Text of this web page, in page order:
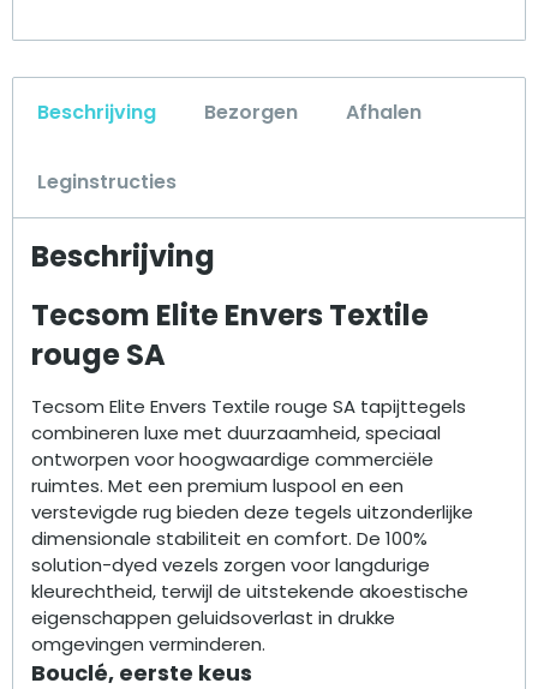
Beschrijving Bezorgen Afhalen
Leginstructies
Beschrijving
Tecsom Elite Envers Textile
rouge SA
Tecsom Elite Envers Textile rouge SA tapijttegels
combineren luxe met duurzaamheid, speciaal
ontworpen voor hoogwaardige commerciële
ruimtes. Met een premium luspool en een
verstevigde rug bieden deze tegels uitzonderlijke
dimensionale stabiliteit en comfort. De 100%
solution-dyed vezels zorgen voor langdurige
kleurechtheid, terwijl de uitstekende akoestische
eigenschappen geluidsoverlast in drukke
omgevingen verminderen.
Bouclé, eerste keus